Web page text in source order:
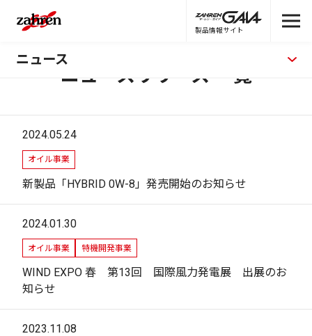
製品情報サイト
ニュース
ニュースリリース 一覧
2024.05.24
オイル事業
新製品「HYBRID 0W-8」発売開始のお知らせ
2024.01.30
オイル事業 特機開発事業
WIND EXPO 春 第13回 国際風力発電展 出展のお
知らせ
2023.11.08